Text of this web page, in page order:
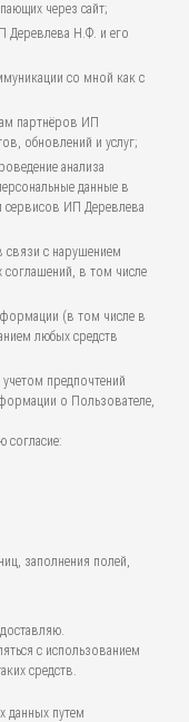
через сайт;
Деревлева Н.Ф. и его
со мной как с
партнёров ИП
обновлений и услуг;
анализа
данные в
сервисов ИП Деревлева
связи с нарушением
соглашений, в том числе
(в том числе в
любых средств
предпочтений
о Пользователе,
согласие:
заполнения полей,
с использованием
средств.
данных путем